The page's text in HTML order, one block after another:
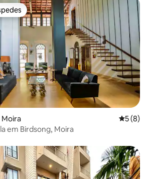
Moira 5 de
5 (8)
em Birdsong, Moira